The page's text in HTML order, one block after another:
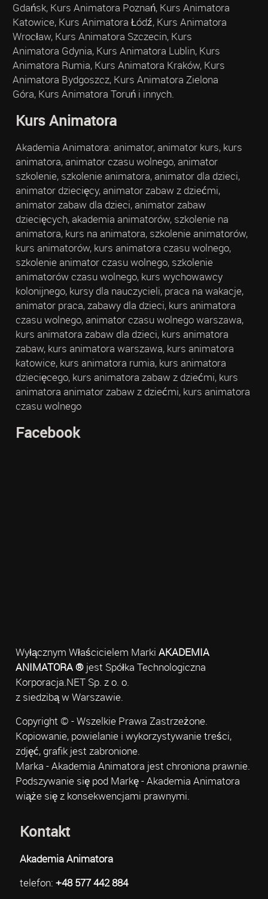
Gdańsk, Kurs Animatora Poznań, Kurs Animatora
Katowice, Kurs Animatora Łódź, Kurs Animatora
Wrocław, Kurs Animatora Szczecin, Kurs
Animatora Gdynia, Kurs Animatora Lublin, Kurs
Animatora Rumia, Kurs Animatora Kraków, Kurs
Animatora Bydgoszcz, Kurs Animatora Zielona
Góra, Kurs Animatora Toruń i innych.
Kurs Animatora
Akademia Animatora: animator, animator kurs, kurs
animatora, animator czasu wolnego, animator
szkolenie, szkolenie animatora, animator dla dzieci,
animator dziecięcy, animator zabaw z dziećmi,
animator zabaw dla dzieci, animator zabaw
dziecięcych, akademia animatorów, szkolenie na
animatora, kurs na animatora, szkolenie animatorów,
kurs animatorów, kurs animatora czasu wolnego,
szkolenie animator czasu wolnego, szkolenie
animatorów czasu wolnego, kurs wychowawcy
kolonijnego, kursy dla nauczycieli, praca na wakacje,
animator praca, zabawy dla dzieci, kurs animatora
czasu wolnego, animator czasu wolnego warszawa,
kurs animatora zabaw dla dzieci, kurs animatora
zabaw, kurs animatora warszawa, kurs animatora
katowice, kurs animatora rumia, kurs animatora
dziecięcego, kurs animatora zabaw z dziećmi, kurs
animatora animator zabaw z dziećmi, kurs animatora
czasu wolnego
Facebook
Wyłącznym Właścicielem Marki AKADEMIA
ANIMATORA ®jest Spółka Technologiczna
Korporacja.NET Sp. z o. o.
z siedzibą w Warszawie.
Copyright © - Wszelkie Prawa Zastrzeżone.
Kopiowanie, powielanie i wykorzystywanie treści,
zdjęć, grafik jest zabronione.
Marka - Akademia Animatora jest chroniona prawnie.
Podszywanie się pod Markę - Akademia Animatora
wiąże się z konsekwencjami prawnymi.
Kontakt
Akademia Animatora
telefon: +48 577 442 884